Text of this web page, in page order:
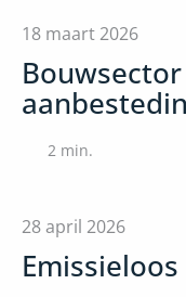
18 maart 2026
2min.
28 april 2026